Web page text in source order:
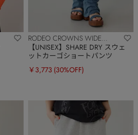
RODEO CROWNS WIDE
BOWL
【UNISEX】SHARE DRY スウェ
ットカーゴショートパンツ
￥3,773 (30%OFF)